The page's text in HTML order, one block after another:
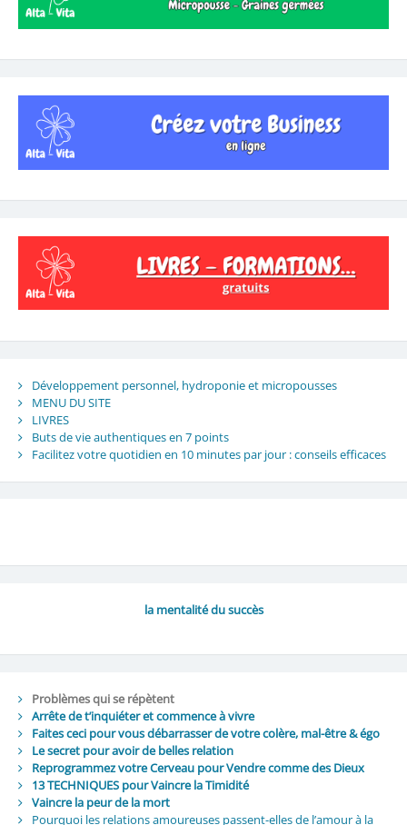
Développement personnel, hydroponie et micropousses
MENU DU SITE
LIVRES
Buts de vie authentiques en 7 points
Facilitez votre quotidien en 10 minutes par jour : conseils efficaces
la mentalité du succès
Problèmes qui se répètent
Arrête de t’inquiéter et commence à vivre
Faites ceci pour vous débarrasser de votre colère, mal-être & égo
Le secret pour avoir de belles relation
Reprogrammez votre Cerveau pour Vendre comme des Dieux
13 TECHNIQUES pour Vaincre la Timidité
Vaincre la peur de la mort
Pourquoi les relations amoureuses passent-elles de l’amour à la